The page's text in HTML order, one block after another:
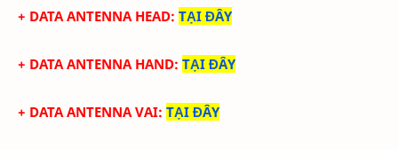
+ DATA ANTENNA HEAD: TẠI ĐÂY
+ DATA ANTENNA HAND: TẠI ĐÂY
+ DATA ANTENNA VAI: TẠI ĐÂY